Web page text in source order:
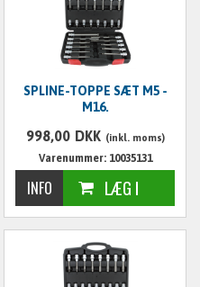
SPLINE-TOPPE SÆT M5 -
M16.
998,00 DKK (inkl. moms)
Varenummer: 10035131